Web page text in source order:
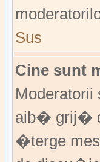
Sus
Cine sunt
aib� grij�
�terge